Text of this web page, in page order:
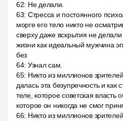
62: Не делали.
63: Стресса и постоянного
морге его тело никто не
сверху даже вскрытия не
жизни как идеальный мужчина
без
64: Узнал сам.
65: Никто из миллионов
далась эта безупречность и
теле, которое советская
которое он никогда не смог
66: Никто из миллионов